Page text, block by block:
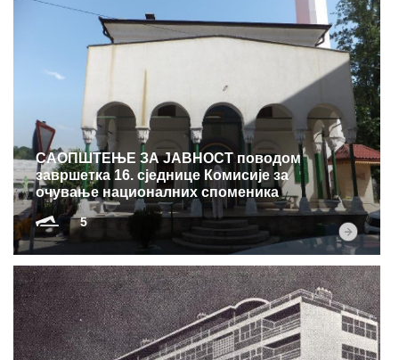
САОПШТЕЊЕ ЗА ЈАВНОСТ поводом
завршетка 16. сједнице Комисије за
очување националних споменика
5